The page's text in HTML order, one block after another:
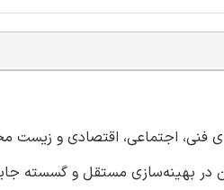
فنی، اجتماعی، اقتصادی و زیست
بهینه‌سازی مستقل و گسسته‌